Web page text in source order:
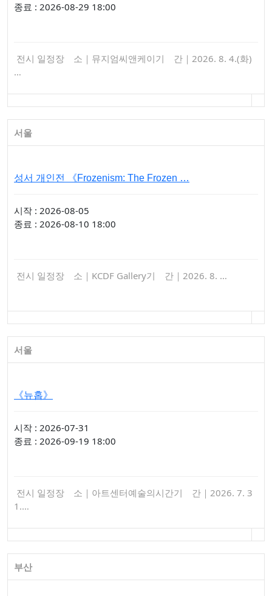
종료 : 2026-08-29 18:00
전시 일정장 소｜뮤지엄씨앤케이기 간｜2026. 8. 4.(화)
…
서울
성서 개인전 《Frozenism: The Frozen …
시작 : 2026-08-05
종료 : 2026-08-10 18:00
전시 일정장 소｜KCDF Gallery기 간｜2026. 8. …
서울
《뉴홉》
시작 : 2026-07-31
종료 : 2026-09-19 18:00
전시 일정장 소｜아트센터예술의시간기 간｜2026. 7. 3
1.…
부산